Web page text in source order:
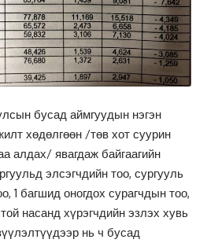
бусад аймгуудын нэгэн
хөдөлгөөн /төв хот суурин
алдах/ явагдаж байгаагийн
элсэгчдийн тоо, сургууль
1 багшид оногдох сурагчдын тоо,
насанд хүрэгчдийн эзлэх хувь
нь ч бусад